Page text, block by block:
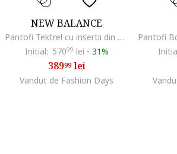
NEW BALANCE
Pantofi Tektrel cu insertii din plasa pentru alergare, Roz pal
Initial: 57099 lei - 31%
38999lei
Vandut de Fashion Days